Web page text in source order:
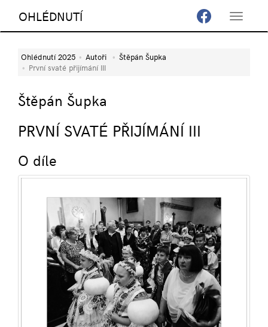
Toggle
OHLÉDNUTÍ
Ohlédnutí 2025 Autoři
Štěpán Šupka
První svaté přijímání III
Štěpán Šupka
PRVNÍ SVATÉ PŘIJÍMÁNÍ III
O díle